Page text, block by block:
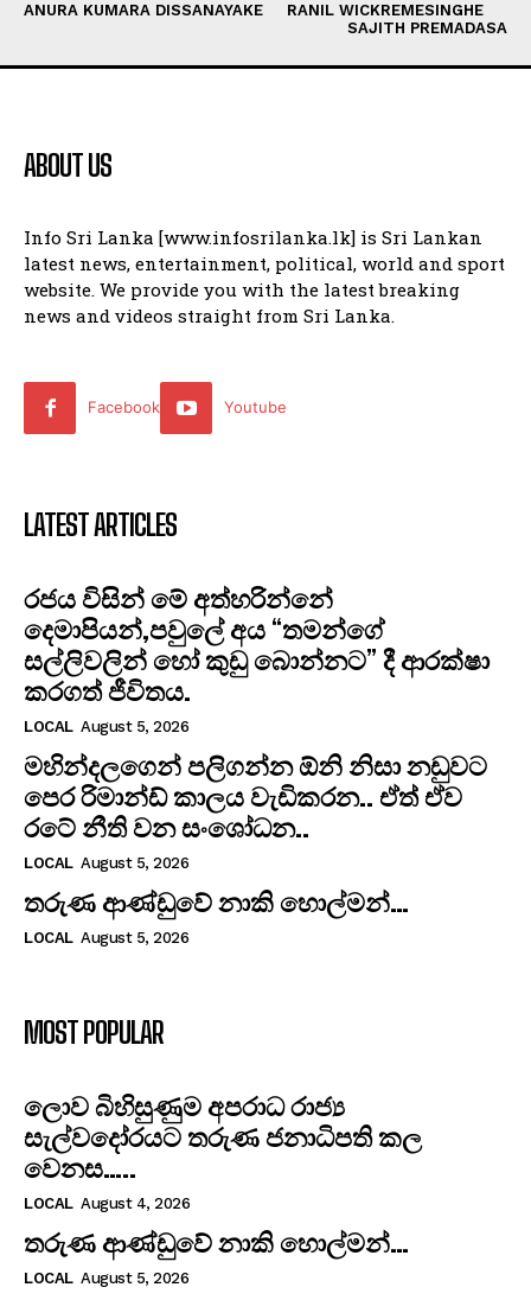
ANURA KUMARA DISSANAYAKE
RANIL WICKREMESINGHE
SAJITH PREMADASA
ABOUT US
Info Sri Lanka [www.infosrilanka.lk] is Sri Lankan
latest news, entertainment, political, world and sport
website. We provide you with the latest breaking
news and videos straight from Sri Lanka.
Facebook Youtube
LATEST ARTICLES
රජය විසින් මේ අත්හරින්නේ
දෙමාපියන්,පවුලේ අය “තමන්ගේ
සල්ලිවලින් හෝ කුඩු බොන්නට” දී ආරක්ෂා
කරගත් ජීවිතය.
LOCAL August 5, 2026
මහින්දලගෙන් පලිගන්න ඕනි නිසා නඩුවට
පෙර රිමාන්ඩ් කාලය වැඩිකරන.. ඒත් ඒව
රටේ නීති වන සංශෝධන..
LOCAL August 5, 2026
තරුණ ආණ්ඩුවේ නාකි හොල්මන්…
LOCAL August 5, 2026
MOST POPULAR
ලොව බිහිසුණුම අපරාධ රාජ්‍ය
සැල්වදෝරයට තරුණ ජනාධිපති කල
වෙනස…..
LOCAL August 4, 2026
තරුණ ආණ්ඩුවේ නාකි හොල්මන්…
LOCAL August 5, 2026